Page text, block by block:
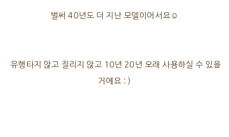
벌써 40년도 더 지난 모델이어서요☺️
유행타지 않고 질리지 않고 10년 20년 오래 사용하실 수 있을
거에요 : )